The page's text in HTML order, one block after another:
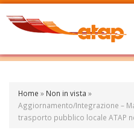
Home » Non in vista »
Aggiornamento/Integrazione –
trasporto pubblico locale ATAP